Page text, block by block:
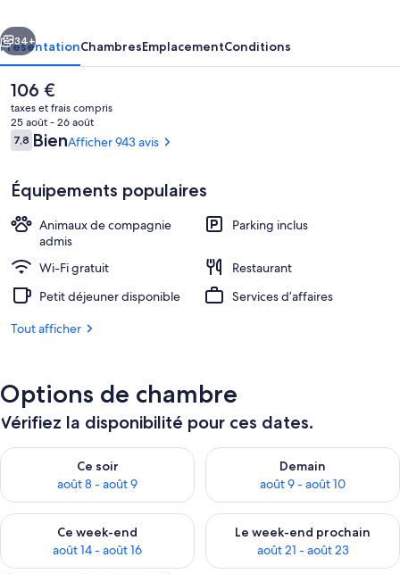
Façade de l’hébergement
Suivant
34+
PrésentationChambresEmplacementConditions
Le
prix
actuel
est
de
106 €
taxes et frais compris
25 août - 26 août
Avis
voyageurs
7,87,8 sur 10
BienAfficher 943 avis
Équipements populaires
Animaux de compagnie
admis
Parking inclus
Wi-Fi gratuit
Restaurant
Petit déjeuner disponible
Services d’affaires
Tout afficher
Options de chambre
Vérifiez la disponibilité pour ces dates.
Ce soir
août 8 - août 9
Vérifier la disponibilité pour ce soir août 8 - août 9
Demain
août 9 - août 10
Vérifier la disponibilité pour
Ce week-end
août 14 - août 16
Vérifier la disponibilité pour ce week-end août 14 - août 16
Le week-end prochain
août 21 - août 23
Vérifier la disponibilité pour